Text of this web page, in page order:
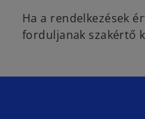
Ha a rendelkezések
forduljanak szakértő